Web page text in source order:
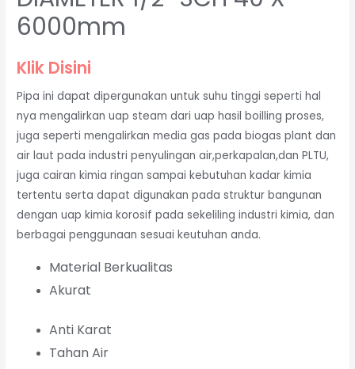
6000mm
Klik Disini
Pipa ini dapat dipergunakan untuk suhu tinggi seperti hal
nya mengalirkan uap steam dari uap hasil boilling proses,
juga seperti mengalirkan media gas pada biogas plant dan
air laut pada industri penyulingan air,perkapalan,dan PLTU,
juga cairan kimia ringan sampai kebutuhan kadar kimia
tertentu serta dapat digunakan pada struktur bangunan
dengan uap kimia korosif pada sekeliling industri kimia, dan
berbagai penggunaan sesuai keutuhan anda.
Material Berkualitas
Akurat
Anti Karat
Tahan Air